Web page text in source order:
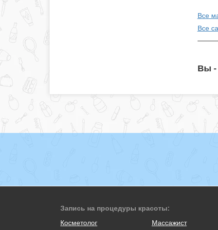
Все
Все
Вы -
Запись на процедуры красоты:
Косметолог
Массажист